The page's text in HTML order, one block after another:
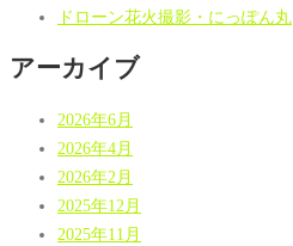
ドローン花火撮影・にっぽん丸
アーカイブ
2026年6月
2026年4月
2026年2月
2025年12月
2025年11月